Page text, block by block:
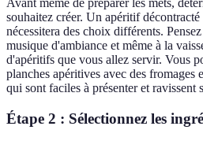
Avant même de préparer les mets,
souhaitez créer. Un apéritif
nécessitera des choix différents.
musique d'ambiance et même à la
d'apéritifs que vous allez servir. Vous
planches apéritives avec des fromages
qui sont faciles à présenter et ravissent
Étape 2 : Sélectionnez les